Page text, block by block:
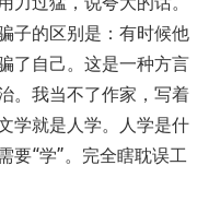
子的区别是：有时候他
了自己。这是一种方言
。我当不了作家，写着
学就是人学。人学是什
要“学”。完全瞎耽误工